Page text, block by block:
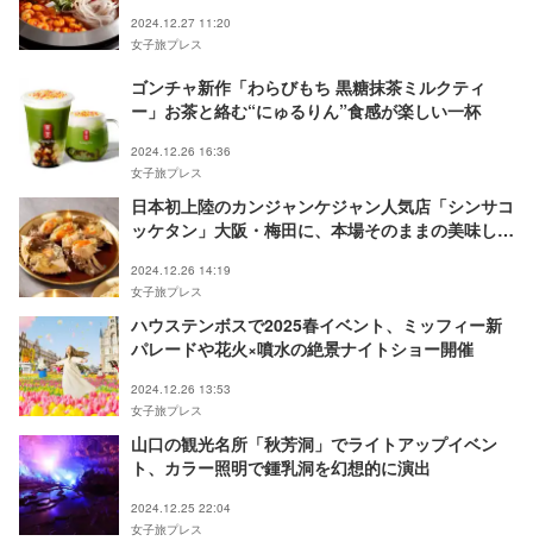
2024.12.27 11:20
女子旅プレス
ゴンチャ新作「わらびもち 黒糖抹茶ミルクティ
ー」お茶と絡む“にゅるりん”食感が楽しい一杯
2024.12.26 16:36
女子旅プレス
日本初上陸のカンジャンケジャン人気店「シンサコ
ッケタン」大阪・梅田に、本場そのままの美味しさ
2024.12.26 14:19
女子旅プレス
ハウステンボスで2025春イベント、ミッフィー新
パレードや花火×噴水の絶景ナイトショー開催
2024.12.26 13:53
女子旅プレス
山口の観光名所「秋芳洞」でライトアップイベン
ト、カラー照明で鍾乳洞を幻想的に演出
2024.12.25 22:04
女子旅プレス